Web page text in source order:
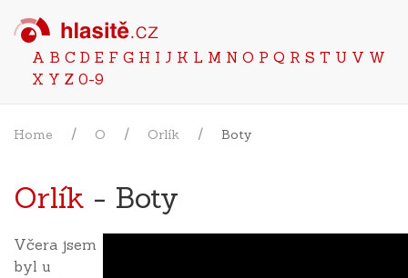
A B C D E F G H I J K L M N O P Q R S T U V W
X Y Z 0-9
Home O Orlík Boty
Orlík - Boty
Včera jsem
byl u